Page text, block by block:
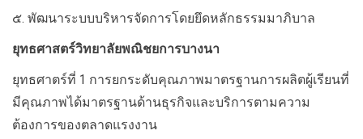
๕. พัฒนาระบบบริหารจัดการโดยยึดหลักธรรมมาภิบาล
ยุทธศาสตร์วิทยาลัยพณิชยการบางนา
ยุทธศาตร์ที่ 1 การยกระดับคุณภาพมาตรฐานการผลิตผู้เรียนที่
มีคุณภาพได้มาตรฐานด้านธุรกิจและบริการตามความ
ต้องการของตลาดแรงงาน